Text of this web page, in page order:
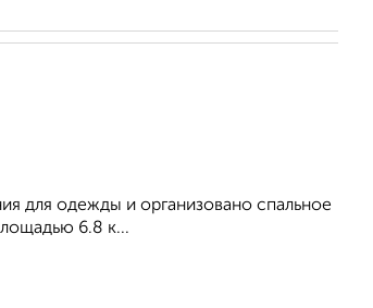
для одежды и организовано спальное
6.8 к...